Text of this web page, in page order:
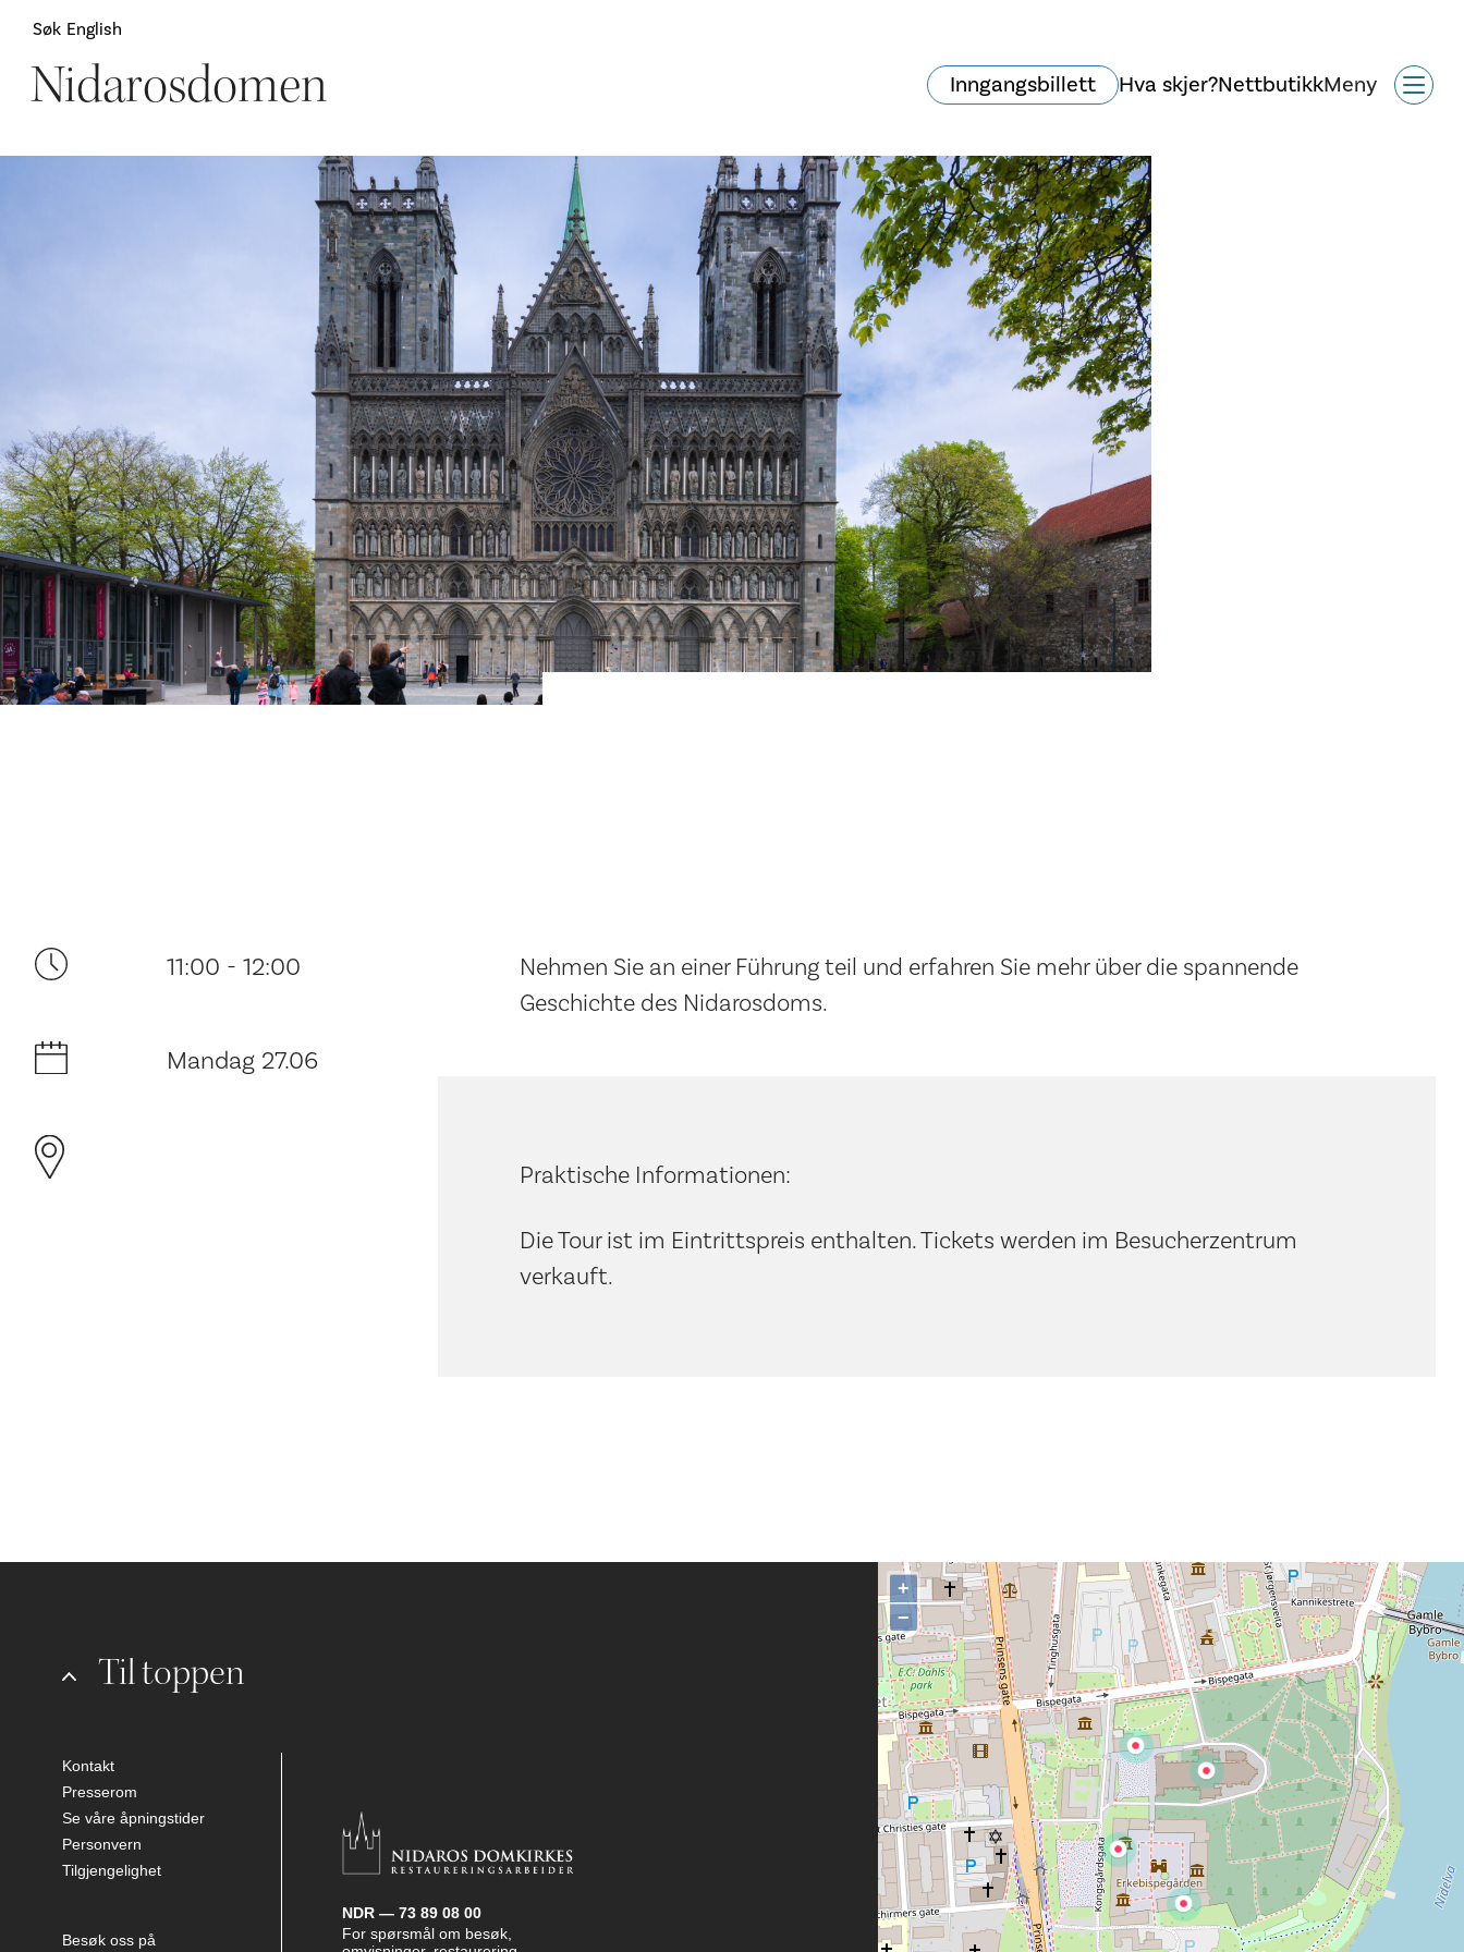
Søk English
Nidarosdomen Inngangsbillett Hva skjer?NettbutikkMeny
11:00 - 12:00
Mandag 27.06
Nehmen Sie an einer Führung teil und erfahren Sie mehr über die spannende
Geschichte des Nidarosdoms.
Praktische Informationen:
Die Tour ist im Eintrittspreis enthalten. Tickets werden im Besucherzentrum
verkauft.
Til toppen
Kontakt
Presserom
Se våre åpningstider
Personvern
Tilgjengelighet
Besøk oss på
NDR — 73 89 08 00
For spørsmål om besøk,
+
−